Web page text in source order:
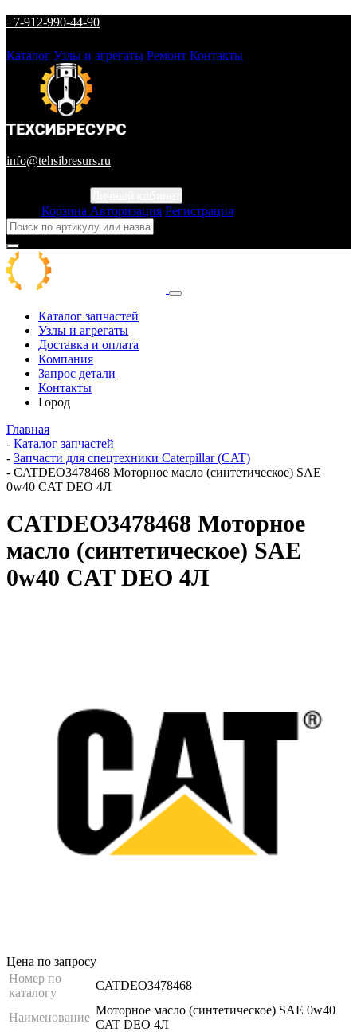
+7-912-990-44-90
Каталог Узлы и агрегаты Ремонт Контакты
info@tehsibresurs.ru
Корзина Авторизация Регистрация
Каталог запчастей
Узлы и агрегаты
Доставка и оплата
Компания
Запрос детали
Контакты
Город
Главная
- Каталог запчастей
- Запчасти для спецтехники Caterpillar (CAT)
- CATDEO3478468 Моторное масло (синтетическое) SAE
0w40 CAT DEO 4Л
CATDEO3478468 Моторное
масло (синтетическое) SAE
0w40 CAT DEO 4Л
Цена по запросу
Номер по
каталогу
CATDEO3478468
Наименование
Моторное масло (синтетическое) SAE 0w40
CAT DEO 4Л